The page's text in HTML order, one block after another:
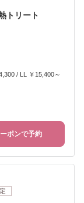
トリート
/ LL ￥15,400～
ポンで予約